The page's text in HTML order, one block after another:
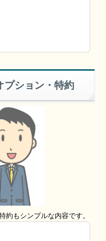
プション・特約
約もシンプルな内容です。